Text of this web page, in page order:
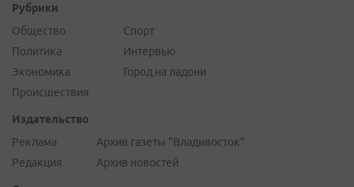
Рубрики
Общество
Политика
Экономика
Происшествия
Спорт
Интервью
Город на ладони
Издательство
Реклама
Редакция
Архив газеты "Владивосток"
Архив новостей